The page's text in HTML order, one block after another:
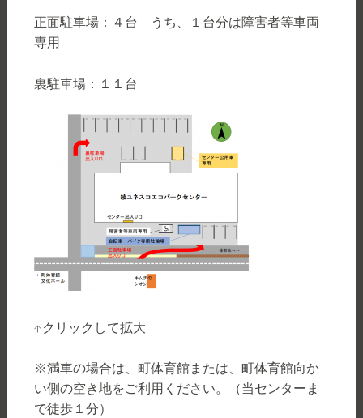
正面駐車場：４台 うち、１台分は障害者等車両
専用
裏駐車場：１１台
↑クリックして拡大
※満車の場合は、町体育館または、町体育館向か
い側の空き地をご利用ください。（当センターま
で徒歩１分）